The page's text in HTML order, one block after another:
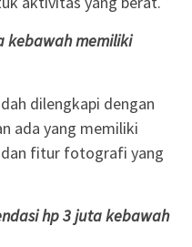
kebawah memiliki
dilengkapi dengan
ada yang memiliki
fitur fotografi yang
hp 3 juta kebawah